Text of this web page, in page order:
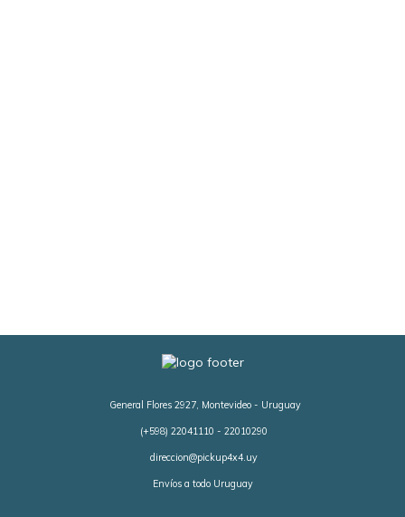
General Flores 2927, Montevideo - Uruguay
(+598) 22041110 - 22010290
direccion@pickup4x4.uy
Envíos a todo Uruguay